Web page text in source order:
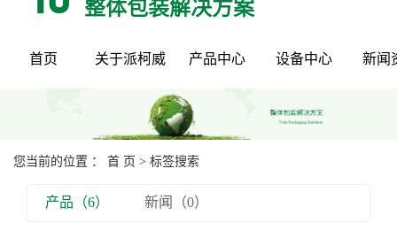
整体包装解决方案
首页 关于派柯威 产品中心 设备中心 新闻
您当前的位置 ： 首 页 > 标签搜索
产品（6） 新闻（0）